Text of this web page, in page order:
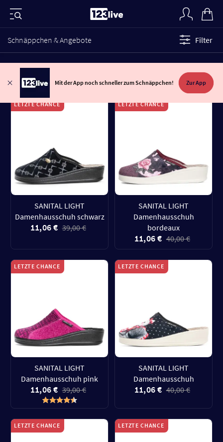
Schnäppchen & Angebote Filter
Mit der App noch schneller zum Schnäppchen! Zur App
LETZTE CHANCE
SANITAL LIGHT
Damenhausschuh schwarz
11,06 € 39,00 €
LETZTE CHANCE
SANITAL LIGHT
Damenhausschuh
bordeaux
11,06 € 40,00 €
LETZTE CHANCE
SANITAL LIGHT
Damenhausschuh pink
11,06 € 39,00 €
LETZTE CHANCE
SANITAL LIGHT
Damenhausschuh
11,06 € 40,00 €
LETZTE CHANCE LETZTE CHANCE